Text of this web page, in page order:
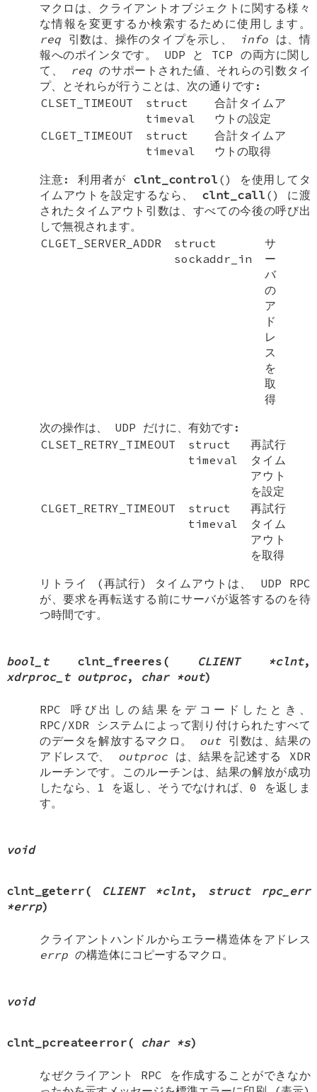
マクロは、クライアントオブジェクトに関する様々
な情報を変更するか検索するために使用します。
req引数は、操作のタイプを示し、 infoは、情
報へのポインタです。 UDP と TCP の両方に関し
て、
reqのサポートされた値、それらの引数タイ
プ、とそれらが行うことは、次の通りです:
CLSET_TIMEOUT
struct
timeval
合計タイムア
ウトの設定
CLGET_TIMEOUT
struct
timeval
合計タイムア
ウトの取得
注意: 利用者が clnt_control () を使用してタ
イムアウトを設定するなら、 clnt_call () に渡
されたタイムアウト引数は、すべての今後の呼び出
しで無視されます。
CLGET_SERVER_ADDR
struct
sockaddr_in
サ
ー
バ
の
ア
ド
レ
ス
を
取
得
次の操作は、 UDP だけに、有効です:
CLSET_RETRY_TIMEOUT
struct
timeval
再試行
タイム
アウト
を設定
CLGET_RETRY_TIMEOUT
struct
timeval
再試行
タイム
アウト
を取得
リトライ (再試行) タイムアウトは、 UDP RPC
が、要求を再転送する前にサーバが返答するのを待
つ時間です。
bool_t clnt_freeres ( CLIENT *clnt,
xdrproc_t outproc, char *out)
RPC 呼び出しの結果をデコードしたとき、
RPC/XDR システムによって割り付けられたすべて
のデータを解放するマクロ。 out引数は、結果の
アドレスで、 outprocは、結果を記述する XDR
ルーチンです。このルーチンは、結果の解放が成功
したなら、1 を返し、そうでなければ、0 を返しま
す。
void
clnt_geterr( CLIENT *clnt, struct rpc_err
*errp)
クライアントハンドルからエラー構造体をアドレス
errpの構造体にコピーするマクロ。
void
clnt_pcreateerror( char *s)
なぜクライアント RPC を作成することができなか